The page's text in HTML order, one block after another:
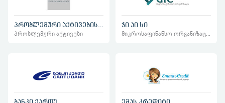
პრობლემური აქტივები
ჯი აი სი
ბანკი ქართუ ემას კრედიტი